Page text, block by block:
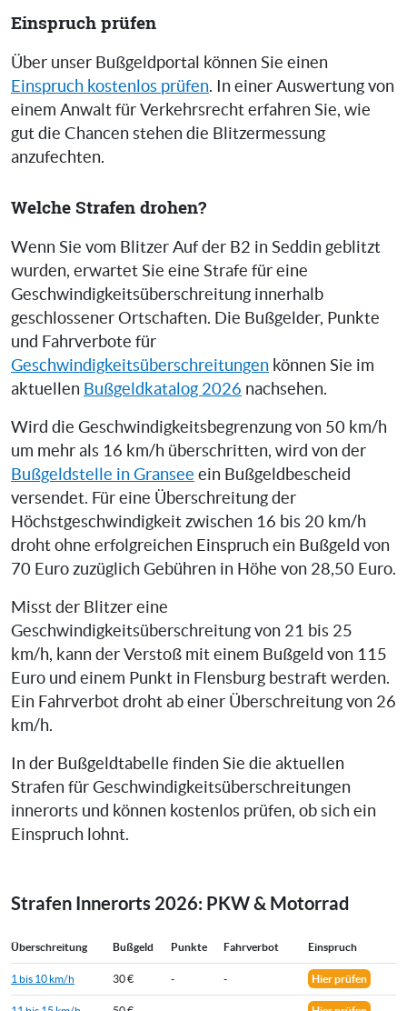
Einspruch prüfen
Über unser Bußgeldportal können Sie einen
Einspruch kostenlos prüfen. In einer Auswertung von
einem Anwalt für Verkehrsrecht erfahren Sie, wie
gut die Chancen stehen die Blitzermessung
anzufechten.
Welche Strafen drohen?
Wenn Sie vom Blitzer Auf der B2 in Seddin geblitzt
wurden, erwartet Sie eine Strafe für eine
Geschwindigkeitsüberschreitung innerhalb
geschlossener Ortschaften. Die Bußgelder, Punkte
und Fahrverbote für
Geschwindigkeitsüberschreitungen können Sie im
aktuellen Bußgeldkatalog 2026 nachsehen.
Wird die Geschwindigkeitsbegrenzung von 50 km/h
um mehr als 16 km/h überschritten, wird von der
Bußgeldstelle in Gransee ein Bußgeldbescheid
versendet. Für eine Überschreitung der
Höchstgeschwindigkeit zwischen 16 bis 20 km/h
droht ohne erfolgreichen Einspruch ein Bußgeld von
70 Euro zuzüglich Gebühren in Höhe von 28,50 Euro.
Misst der Blitzer eine
Geschwindigkeitsüberschreitung von 21 bis 25
km/h, kann der Verstoß mit einem Bußgeld von 115
Euro und einem Punkt in Flensburg bestraft werden.
Ein Fahrverbot droht ab einer Überschreitung von 26
km/h.
In der Bußgeldtabelle finden Sie die aktuellen
Strafen für Geschwindigkeitsüberschreitungen
innerorts und können kostenlos prüfen, ob sich ein
Einspruch lohnt.
Strafen Innerorts 2026: PKW & Motorrad
Überschreitung Bußgeld Punkte Fahrverbot Einspruch
1 bis 10 km/h 30 € - - Hier prüfen